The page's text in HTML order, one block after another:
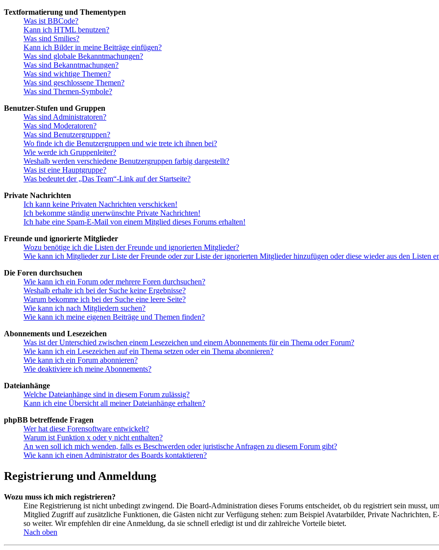
Textformatierung und Thementypen
Was ist BBCode?
Kann ich HTML benutzen?
Was sind Smilies?
Kann ich Bilder in meine Beiträge einfügen?
Was sind globale Bekanntmachungen?
Was sind Bekanntmachungen?
Was sind wichtige Themen?
Was sind geschlossene Themen?
Was sind Themen-Symbole?
Benutzer-Stufen und Gruppen
Was sind Administratoren?
Was sind Moderatoren?
Was sind Benutzergruppen?
Wo finde ich die Benutzergruppen und wie trete ich ihnen bei?
Wie werde ich Gruppenleiter?
Weshalb werden verschiedene Benutzergruppen farbig dargestellt?
Was ist eine Hauptgruppe?
Was bedeutet der „Das Team“-Link auf der Startseite?
Private Nachrichten
Ich kann keine Privaten Nachrichten verschicken!
Ich bekomme ständig unerwünschte Private Nachrichten!
Ich habe eine Spam-E-Mail von einem Mitglied dieses Forums erhalten!
Freunde und ignorierte Mitglieder
Wozu benötige ich die Listen der Freunde und ignorierten Mitglieder?
Wie kann ich Mitglieder zur Liste der Freunde oder zur Liste der ignorierten Mitglieder hinzufügen oder diese wieder aus den Listen
Die Foren durchsuchen
Wie kann ich ein Forum oder mehrere Foren durchsuchen?
Weshalb erhalte ich bei der Suche keine Ergebnisse?
Warum bekomme ich bei der Suche eine leere Seite?
Wie kann ich nach Mitgliedern suchen?
Wie kann ich meine eigenen Beiträge und Themen finden?
Abonnements und Lesezeichen
Was ist der Unterschied zwischen einem Lesezeichen und einem Abonnements für ein Thema oder Forum?
Wie kann ich ein Lesezeichen auf ein Thema setzen oder ein Thema abonnieren?
Wie kann ich ein Forum abonnieren?
Wie deaktiviere ich meine Abonnements?
Dateianhänge
Welche Dateianhänge sind in diesem Forum zulässig?
Kann ich eine Übersicht all meiner Dateianhänge erhalten?
phpBB betreffende Fragen
Wer hat diese Forensoftware entwickelt?
Warum ist Funktion x oder y nicht enthalten?
An wen soll ich mich wenden, falls es Beschwerden oder juristische Anfragen zu diesem Forum gibt?
Wie kann ich einen Administrator des Boards kontaktieren?
Registrierung und Anmeldung
Wozu muss ich mich registrieren?
Eine Registrierung ist nicht unbedingt zwingend. Die Board-Administration dieses Forums entscheidet, ob du registriert sein musst,
Mitglied Zugriff auf zusätzliche Funktionen, die Gästen nicht zur Verfügung stehen: zum Beispiel Avatarbilder, Private Nachrichten,
so weiter. Wir empfehlen dir eine Anmeldung, da sie schnell erledigt ist und dir zahlreiche Vorteile bietet.
Nach oben